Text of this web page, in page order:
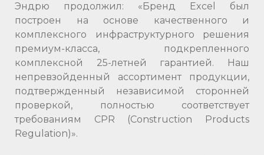
Эндрю продолжил: «Бренд Excel был
построен на основе качественного и
комплексного инфраструктурного решения
премиум-класса, подкрепленного
комплексной 25-летней гарантией. Наш
непревзойденный ассортимент продукции,
подтвержденный независимой сторонней
проверкой, полностью соответствует
требованиям CPR (Construction Products
Regulation)».